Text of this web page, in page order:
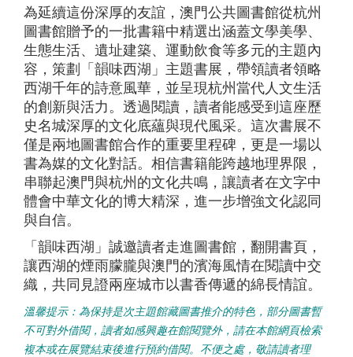
為延續這份深厚的友誼，澳門公共圖書館從杭州
圖書館贈予的一批書籍中精選出涵蓋文學美學、
生態生活、遺址建築、運動飲食等多元的主題內
容，策劃「韻味西湖」主題書展，帶領讀者領略
西湖千年的詩意風華，並呈現杭州當代人文生活
的創新與活力。透過閱讀，讀者能感受到這座歷
史名城深厚的文化底蘊與現代風采。這次書展不
僅是兩地圖書館合作的重要里程碑，更是一場以
書為媒的文化對話。相信書籍能跨越地理界限，
串聯起澳門與杭州的文化共鳴，讓讀者在文字中
體會中華文化的博大精深，進一步增強文化認同
與自信。
「韻味西湖」誠邀讀者走進圖書館，翻開書頁，
讓西湖的煙雨朦朧與澳門的濱海風情在閱讀中交
織，共同見證兩座城市以書香傳遞的綿長情誼。
溫馨提示：為保持是次主題館藏圖書推介的特色，部分圖書暫
不可對外借閱，讀者如感興趣在館閱覽外，請在本館網頁檢索
複本或在展覽結束後進行預約借閱。不便之處，敬請讀者理